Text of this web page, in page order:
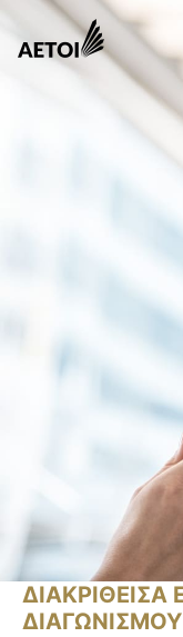
ΔΙΑΚΡΙΘΕΙΣΑ
ΔΙΑΓΩΝΙΣΜΟΥ